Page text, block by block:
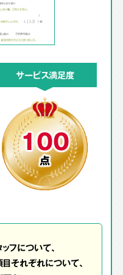
サービス満足度
100
点
フについて、
目それぞれについて、